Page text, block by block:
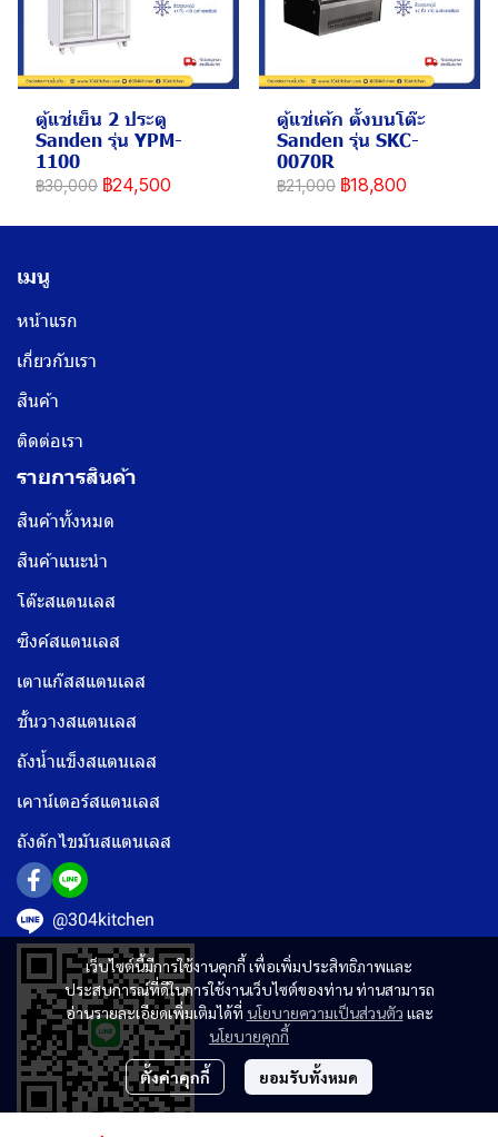
ตู้แช่เย็น 2 ประตู
Sanden รุ่น YPM-
1100
฿30,000 ฿24,500
ตู้แช่เค้ก ตั้งบนโต๊ะ
Sanden รุ่น SKC-
0070R
฿21,000 ฿18,800
เว็บไซต์นี้มีการใช้งานคุกกี้ เพื่อเพิ่มประสิทธิภาพและ
ประสบการณ์ที่ดีในการใช้งานเว็บไซต์ของท่าน ท่านสามารถ
อ่านรายละเอียดเพิ่มเติมได้ที่ นโยบายความเป็นส่วนตัว และ
นโยบายคุกกี้
ตั้งค่าคุกกี้ ยอมรับทั้งหมด
เมนู
หน้าแรก
เกี่ยวกับเรา
สินค้า
ติดต่อเรา
รายการสินค้า
สินค้าทั้งหมด
สินค้าแนะนำ
โต๊ะสแตนเลส
ซิงค์สแตนเลส
เตาแก๊สสแตนเลส
ชั้นวางสแตนเลส
ถังน้ำแข็งสแตนเลส
เคาน์เตอร์สแตนเลส
ถังดักไขมันสแตนเลส
@304kitchen